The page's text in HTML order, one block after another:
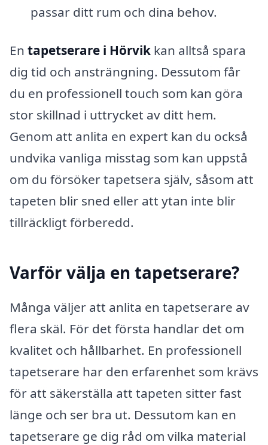
passar ditt rum och dina behov.
En tapetserare i Hörvik kan alltså spara
dig tid och ansträngning. Dessutom får
du en professionell touch som kan göra
stor skillnad i uttrycket av ditt hem.
Genom att anlita en expert kan du också
undvika vanliga misstag som kan uppstå
om du försöker tapetsera själv, såsom att
tapeten blir sned eller att ytan inte blir
tillräckligt förberedd.
Varför välja en tapetserare?
Många väljer att anlita en tapetserare av
flera skäl. För det första handlar det om
kvalitet och hållbarhet. En professionell
tapetserare har den erfarenhet som krävs
för att säkerställa att tapeten sitter fast
länge och ser bra ut. Dessutom kan en
tapetserare ge dig råd om vilka material